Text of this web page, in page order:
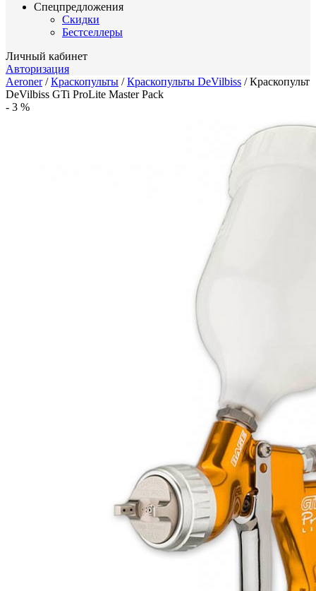
Спецпредложения
Скидки
Бестселлеры
Личный кабинет
Авторизация
Aeroner/Краскопульты /Краскопульты DeVilbiss /Краскопульт
DeVilbiss GTi ProLite Master Pack
- 3 %